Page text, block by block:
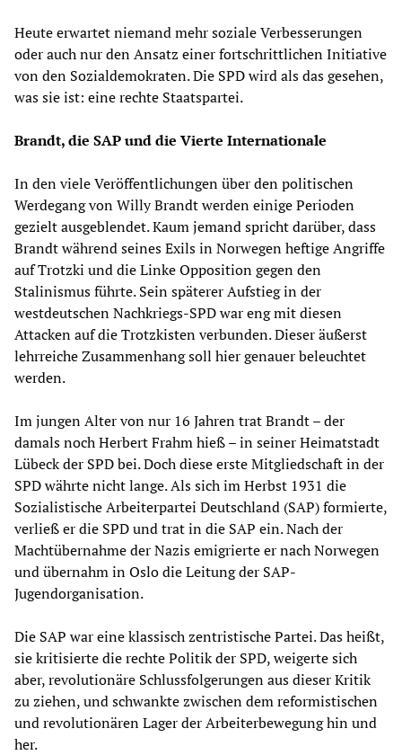
Heute erwartet niemand mehr soziale Verbesserungen
oder auch nur den Ansatz einer fortschrittlichen Initiative
von den Sozialdemokraten. Die SPD wird als das gesehen,
was sie ist: eine rechte Staatspartei.
Brandt, die SAP und die Vierte Internationale
In den viele Veröffentlichungen über den politischen
Werdegang von Willy Brandt werden einige Perioden
gezielt ausgeblendet. Kaum jemand spricht darüber, dass
Brandt während seines Exils in Norwegen heftige Angriffe
auf Trotzki und die Linke Opposition gegen den
Stalinismus führte. Sein späterer Aufstieg in der
westdeutschen Nachkriegs-SPD war eng mit diesen
Attacken auf die Trotzkisten verbunden. Dieser äußerst
lehrreiche Zusammenhang soll hier genauer beleuchtet
werden.
Im jungen Alter von nur 16 Jahren trat Brandt – der
damals noch Herbert Frahm hieß – in seiner Heimatstadt
Lübeck der SPD bei. Doch diese erste Mitgliedschaft in der
SPD währte nicht lange. Als sich im Herbst 1931 die
Sozialistische Arbeiterpartei Deutschland (SAP) formierte,
verließ er die SPD und trat in die SAP ein. Nach der
Machtübernahme der Nazis emigrierte er nach Norwegen
und übernahm in Oslo die Leitung der SAP-
Jugendorganisation.
Die SAP war eine klassisch zentristische Partei. Das heißt,
sie kritisierte die rechte Politik der SPD, weigerte sich
aber, revolutionäre Schlussfolgerungen aus dieser Kritik
zu ziehen, und schwankte zwischen dem reformistischen
und revolutionären Lager der Arbeiterbewegung hin und
her.